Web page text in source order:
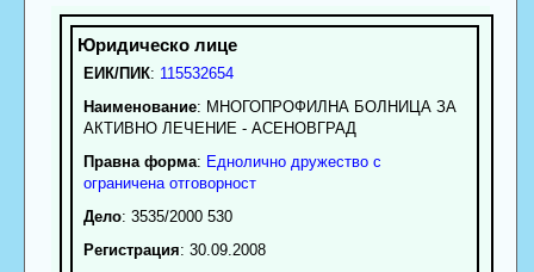
ЕИК/ПИК: 115532654
Наименование: МНОГОПРОФИЛНА БОЛНИЦА ЗА
АКТИВНО ЛЕЧЕНИЕ - АСЕНОВГРАД
Правна форма: Еднолично дружество с
ограничена отговорност
Дело: 3535/2000 530
Регистрация: 30.09.2008